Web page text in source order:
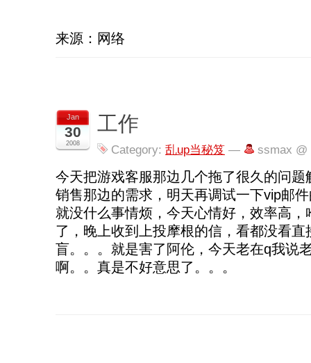
来源：网络
Jan
30
2008
工作
Category: 乱up当秘笈 — ssmax @
今天把游戏客服那边几个拖了很久的问
销售那边的需求，明天再调试一下vip邮
就没什么事情烦，今天心情好，效率高
了，晚上收到上投摩根的信，看都没看
盲。。。就是害了阿伦，今天老在q我说
啊。。真是不好意思了。。。